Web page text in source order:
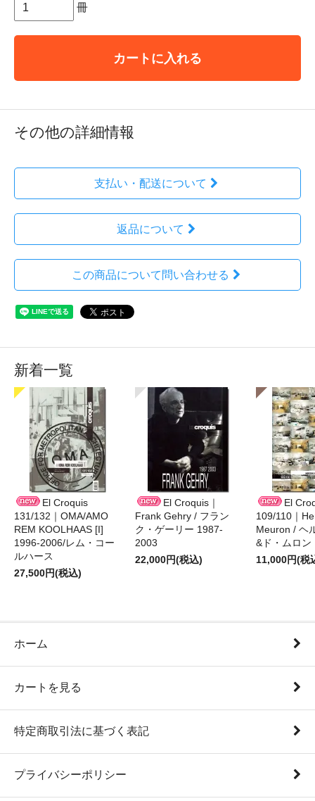
冊
カートに入れる
その他の詳細情報
支払い・配送について
返品について
この商品について問い合わせる
新着一覧
El Croquis
131/132｜OMA/AMO
REM KOOLHAAS [I]
1996-2006/レム・コー
ルハース
27,500円(税込)
El Croquis｜
Frank Gehry / フラン
ク・ゲーリー 1987-
2003
22,000円(税込)
El
109/110｜
Meuron / ヘ
&ド・ムロ
11,000円(税
ホーム
カートを見る
特定商取引法に基づく表記
プライバシーポリシー